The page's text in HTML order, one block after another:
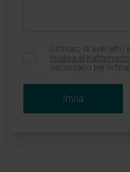
Dichiaro di aver letto
relativa al
necessario per le
Invia